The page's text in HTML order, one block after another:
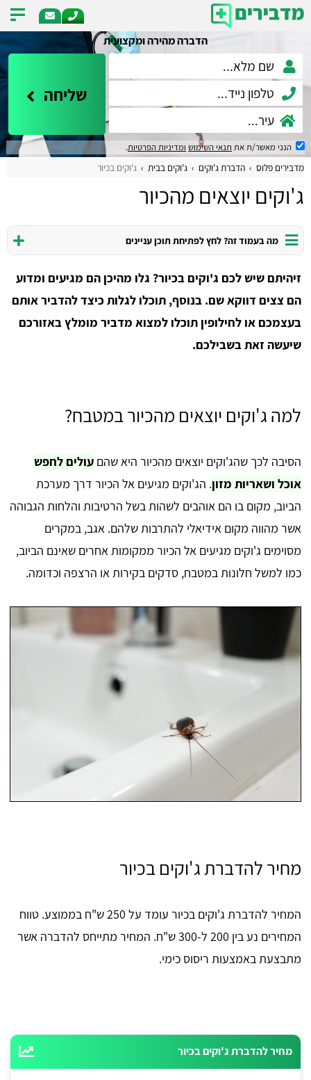
הדברה מהירה ומקצועית
שליחה
הנני מאשר/ת את תנאי השימוש ומדיניות הפרטיות.
מדבירים פלוס הדברת ג'וקים ג'וקים בבית ג'וקים בכיור
ג'וקים יוצאים מהכיור
מה בעמוד זה? לחץ לפתיחת תוכן עניינים
זיהיתם שיש לכם ג'וקים בכיור? גלו מהיכן הם מגיעים ומדוע
הם צצים דווקא שם. בנוסף, תוכלו לגלות כיצד להדביר אותם
בעצמכם או לחילופין תוכלו למצוא מדביר מומלץ באזורכם
שיעשה זאת בשבילכם.
למה ג'וקים יוצאים מהכיור במטבח?
הסיבה לכך שהג'וקים יוצאים מהכיור היא שהם עולים לחפש
אוכל ושאריות מזון. הג'וקים מגיעים אל הכיור דרך מערכת
הביוב, מקום בו הם אוהבים לשהות בשל הרטיבות והלחות הגבוהה
אשר מהווה מקום אידיאלי להתרבות שלהם. אגב, במקרים
מסוימים ג'וקים מגיעים אל הכיור ממקומות אחרים שאינם הביוב,
כמו למשל חלונות במטבח, סדקים בקירות או הרצפה וכדומה.
מחיר להדברת ג'וקים בכיור
המחיר להדברת ג'וקים בכיור עומד על 250 ש"ח בממוצע. טווח
המחירים נע בין 200 ל-300 ש"ח. המחיר מתייחס להדברה אשר
מתבצעת באמצעות ריסוס כימי.
מחיר להדברת ג'וקים בכיור